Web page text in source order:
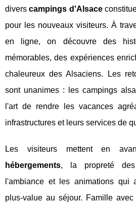
diverscampings d'Alsace
pour les nouveaux visiteurs. À
en ligne, on découvre des
mémorables, des expériences
chaleureux des Alsaciens. Les
sont unanimes : les campings
l'art de rendre les vacances
infrastructures et leurs services de
Les visiteurs mettent en
hébergements, la propreté
l'ambiance et les animations qui
plus-value au séjour. Famille